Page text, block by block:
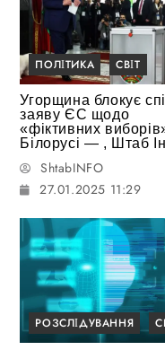
ПОЛІТИКА СВІТ
Угорщина блокує
заяву ЄС щодо
«фіктивних
Білорусі — , Штаб
ShtabINFO
27.01.2025 11:29
РОЗСЛІДУВАННЯ